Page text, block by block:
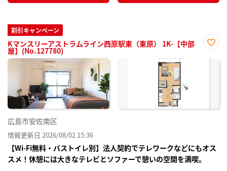
割引キャンペーン
Kマンスリーアストラムライン西原駅東（東原） 1K-【中部
屋】(No.127780)
に入
広島市安佐南区
情報更新日 2026/08/02 15:36
【Wi-Fi無料・バストイレ別】法人契約でテレワークなどにもオス
スメ！休憩には大きなテレビとソファーで憩いの空間を満喫。